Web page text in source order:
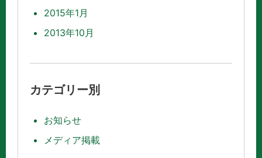
2015年1月
2013年10月
カテゴリー別
お知らせ
メディア掲載